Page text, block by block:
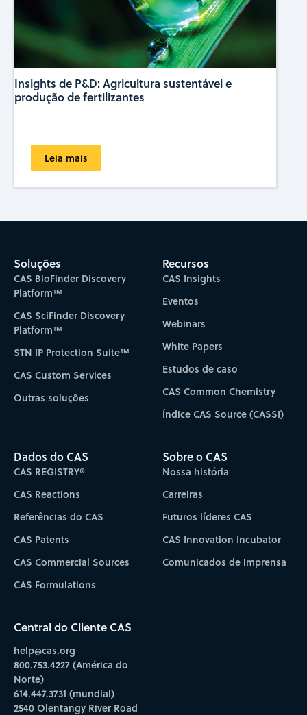
Insights de P&D: Agricultura sustentável e
produção de fertilizantes
Leia mais
Soluções
CAS BioFinder Discovery
Platform™
CAS SciFinder Discovery
Platform™
STN IP Protection Suite™
CAS Custom Services
Outras soluções
Recursos
CAS Insights
Eventos
Webinars
White Papers
Estudos de caso
CAS Common Chemistry
Índice CAS Source (CASSI)
Dados do CAS
CAS REGISTRY®
CAS Reactions
Referências do CAS
CAS Patents
CAS Commercial Sources
CAS Formulations
Sobre o CAS
Nossa história
Carreiras
Futuros líderes CAS
CAS Innovation Incubator
Comunicados de imprensa
Central do Cliente CAS
help@cas.org
800.753.4227 (América do
Norte)
614.447.3731 (mundial)
2540 Olentangy River Road